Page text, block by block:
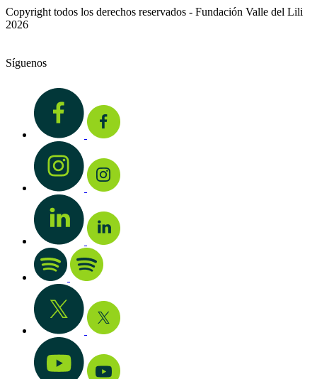
Copyright todos los derechos reservados - Fundación Valle del Lili
2026
Síguenos